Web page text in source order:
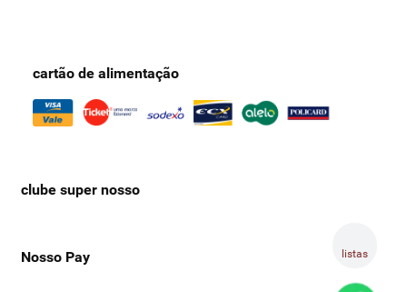
listas
cartão de alimentação
clube super nosso
Nosso Pay